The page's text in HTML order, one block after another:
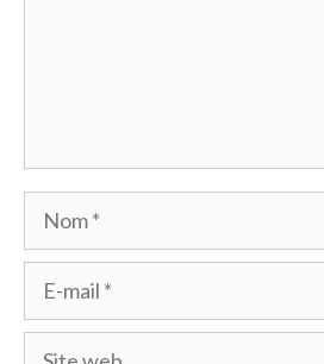
Nom
mail
Site